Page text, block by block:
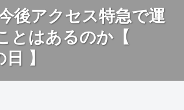
後アクセス特急で運
とはあるのか【
】